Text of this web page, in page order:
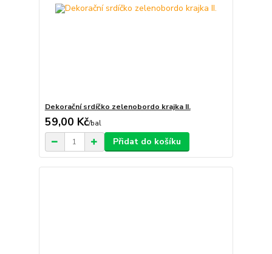
Dekorační srdíčko zelenobordo krajka II.
59,00 Kč/bal
Přidat do košíku